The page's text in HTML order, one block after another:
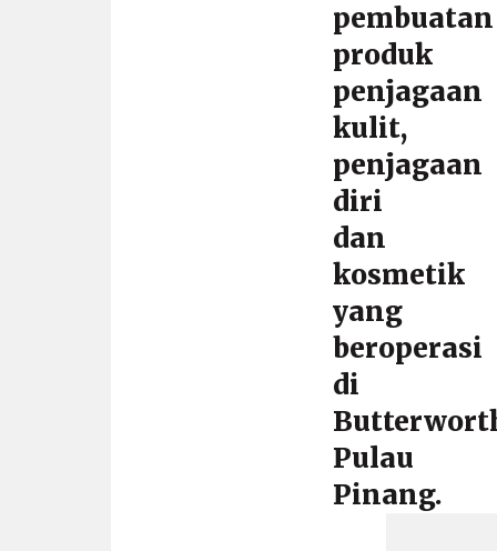
pembuatan
produk
penjagaan
kulit,
penjagaan
diri
dan
kosmetik
yang
beroperasi
di
Pulau
Pinang.